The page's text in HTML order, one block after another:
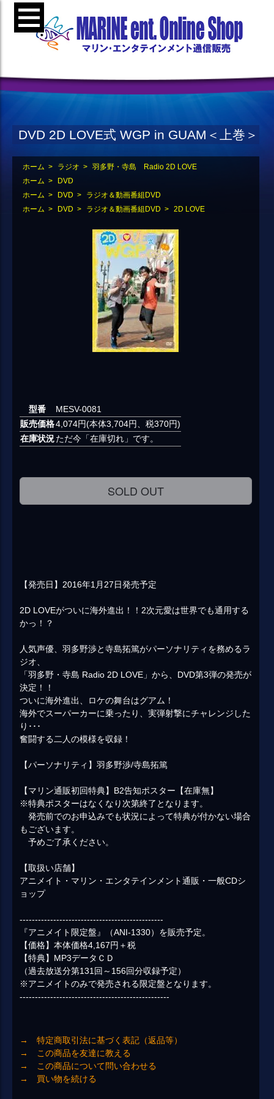
DVD 2D LOVE式 WGP in GUAM＜上巻＞
ホーム > ラジオ > 羽多野・寺島 Radio 2D LOVE
ホーム >
DVD
ホーム > DVD >
ラジオ＆動画番組DVD
ホーム > DVD > ラジオ＆動画番組DVD > 2D LOVE
型番
MESV-0081
販売価格4,074円(本体3,704円、税370円)
在庫状況ただ今「在庫切れ」です。
SOLD OUT
【発売日】2016年1月27日発売予定
2D LOVEがついに海外進出！！2次元愛は世界でも通用する
かっ！？
人気声優、羽多野渉と寺島拓篤がパーソナリティを務めるラ
ジオ、
「羽多野・寺島 Radio 2D LOVE」から、DVD第3弾の発売が
決定！！
ついに海外進出、ロケの舞台はグアム！
海外でスーパーカーに乗ったり、実弾射撃にチャレンジした
り･･･
奮闘する二人の模様を収録！
【パーソナリティ】羽多野渉/寺島拓篤
【マリン通販初回特典】B2告知ポスター【在庫無】
※特典ポスターはなくなり次第終了となります。
発売前でのお申込みでも状況によって特典が付かない場合
もございます。
予めご了承ください。
【取扱い店舗】
アニメイト・マリン・エンタテインメント通販・一般CDシ
ョップ
-----------------------------------------------
『アニメイト限定盤』（ANI-1330）を販売予定。
【価格】本体価格4,167円＋税
【特典】MP3データＣＤ
（過去放送分第131回～156回分収録予定）
※アニメイトのみで発売される限定盤となります。
-------------------------------------------------
→ 特定商取引法に基づく表記（返品等）
→ この商品を友達に教える
→ この商品について問い合わせる
→ 買い物を続ける